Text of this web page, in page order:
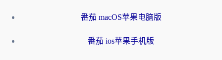
番茄 macOS苹果电脑版
番茄 ios苹果手机版